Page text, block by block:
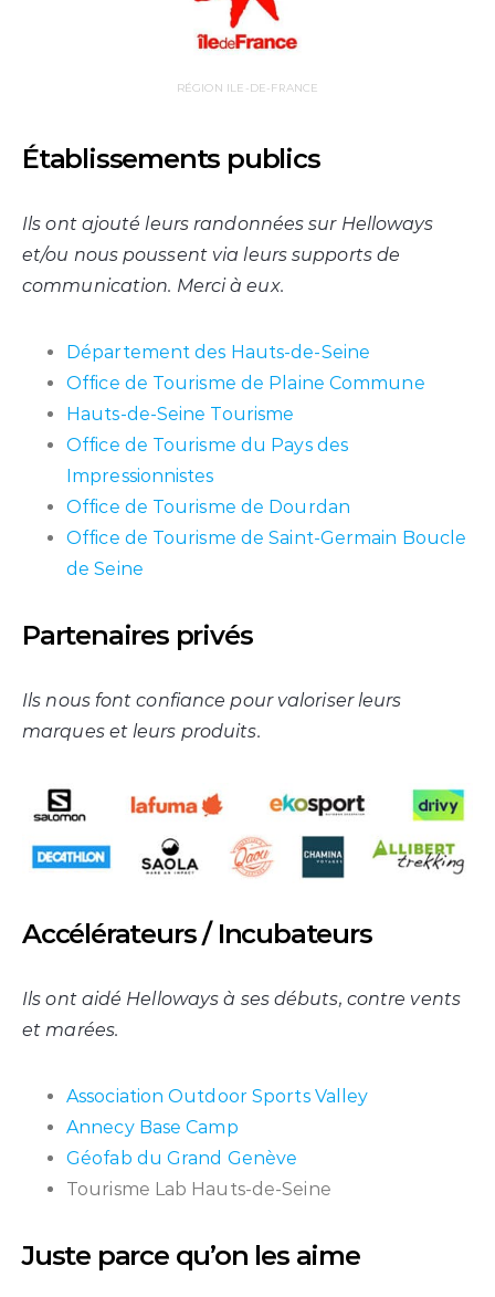
RÉGION ILE-DE-FRANCE
Établissements publics
Ils ont ajouté leurs randonnées sur Helloways
et/ou nous poussent via leurs supports de
communication. Merci à eux.
Département des Hauts-de-Seine
Office de Tourisme de Plaine Commune
Hauts-de-Seine Tourisme
Office de Tourisme du Pays des
Impressionnistes
Office de Tourisme de Dourdan
Office de Tourisme de Saint-Germain Boucle
de Seine
Partenaires privés
Ils nous font confiance pour valoriser leurs
marques et leurs produits.
Accélérateurs / Incubateurs
Ils ont aidé Helloways à ses débuts, contre vents
et marées.
Association Outdoor Sports Valley
Annecy Base Camp
Géofab du Grand Genève
Tourisme Lab Hauts-de-Seine
Juste parce qu’on les aime